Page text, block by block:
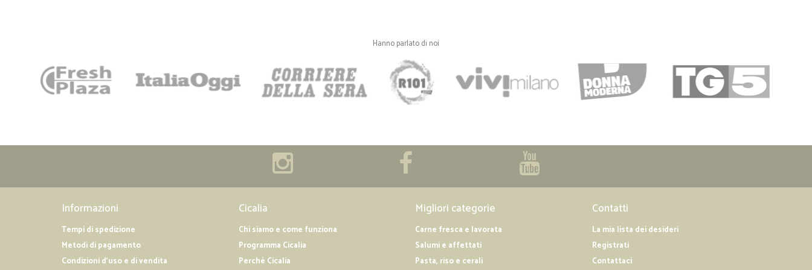
Ottimo negozio online
Qualità ottima, prezzi fantastici, spese di spedizione contenute, ottima vastità di scelta,
gentilezza e cordialità. Venditore consigliato
Hanno parlato di noi
Informazioni
Tempi di spedizione
Metodi di pagamento
Condizioni d'uso e di vendita
Cicalia
Chi siamo e come funziona
Programma Cicalia
Perché Cicalia
Migliori categorie
Carne fresca e lavorata
Salumi e affettati
Pasta, riso e cerali
Contatti
La mia lista dei desideri
Registrati
Contattaci